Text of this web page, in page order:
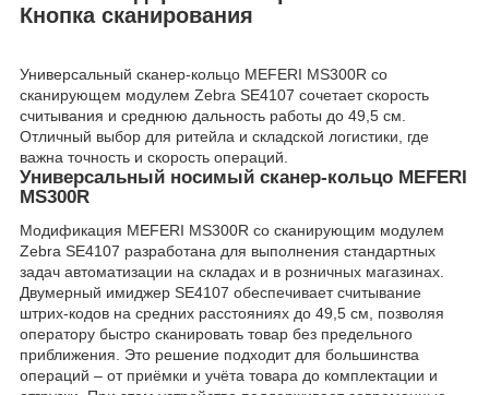
Кнопка сканирования
Универсальный сканер-кольцо MEFERI MS300R со
сканирующем модулем Zebra SE4107 сочетает скорость
считывания и среднюю дальность работы до 49,5 см.
Отличный выбор для ритейла и складской логистики, где
важна точность и скорость операций.
Универсальный носимый сканер-кольцо MEFERI
MS300R
Модификация MEFERI MS300R со сканирующим модулем
Zebra SE4107 разработана для выполнения стандартных
задач автоматизации на складах и в розничных магазинах.
Двумерный имиджер SE4107 обеспечивает считывание
штрих-кодов на средних расстояниях до 49,5 см, позволяя
оператору быстро сканировать товар без предельного
приближения. Это решение подходит для большинства
операций – от приёмки и учёта товара до комплектации и